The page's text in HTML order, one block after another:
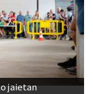
jaietan